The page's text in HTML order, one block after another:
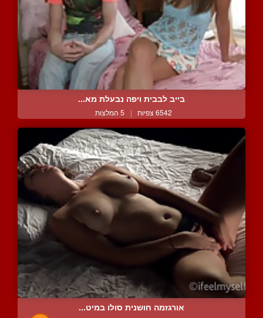
בייב לבבית ויפה נבעלת מא...
6542 צפיות | 5 המלצות
אורגזמה חושנית סולו במיט...